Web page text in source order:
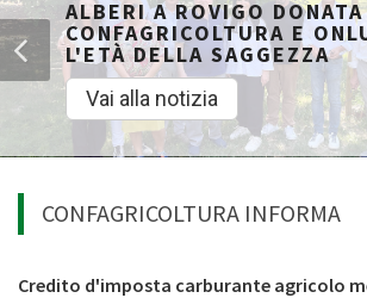
ALBERI A ROVIGO
CONFAGRICOLTURA E
L'ETÀ DELLA SAGGEZZA
Vai alla notizia
CONFAGRICOLTURA INFORMA
Credito d'imposta carburante agricolo